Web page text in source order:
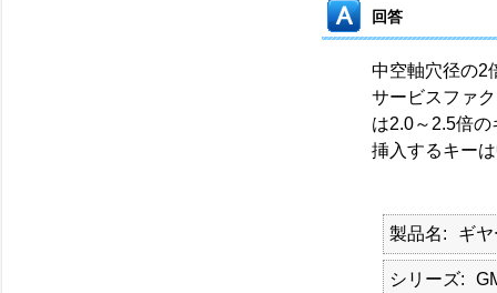
回答
中空軸穴径の2
サービスファ
は2.0～2.5倍
挿入するキー
製品名 ギ
シリーズ